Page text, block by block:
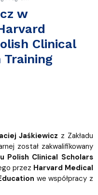
w
Clinical
Training
Jaśkiewicz z Zakładu
został zakwalifikowany
Polish Clinical Scholars
przez Harvard Medical
we współpracy z